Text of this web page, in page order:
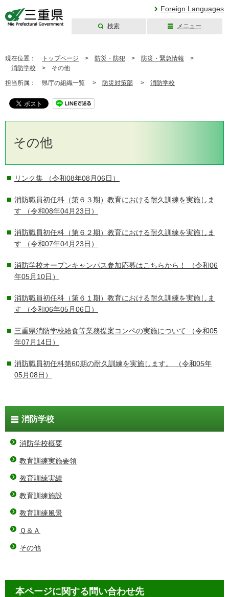
Foreign Languages
検索 メニュー
現在位置： トップページ > 防災・防犯 > 防災・緊急情報 >
消防学校 > その他
担当所属： 県庁の組織一覧 > 防災対策部 > 消防学校
その他
リンク集 （令和08年08月06日）
消防職員初任科（第６３期）教育における耐久訓練を実施しま
す （令和08年04月23日）
消防職員初任科（第６２期）教育における耐久訓練を実施しま
す （令和07年04月23日）
消防学校オープンキャンパス参加応募はこちらから！
（令和06
年05月10日）
消防職員初任科（第６１期）教育における耐久訓練を実施しま
す （令和06年05月06日）
三重県消防学校給食等業務提案コンペの実施について （令和05
年07月14日）
消防職員初任科第60期の耐久訓練を実施します。
（令和05年
05月08日）
消防学校
消防学校概要
教育訓練実施要領
教育訓練実績
教育訓練施設
教育訓練風景
Ｑ＆Ａ
その他
本ページに関する問い合わせ先